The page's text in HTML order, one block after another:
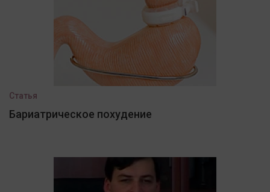
Статья
Бариатрическое похудение